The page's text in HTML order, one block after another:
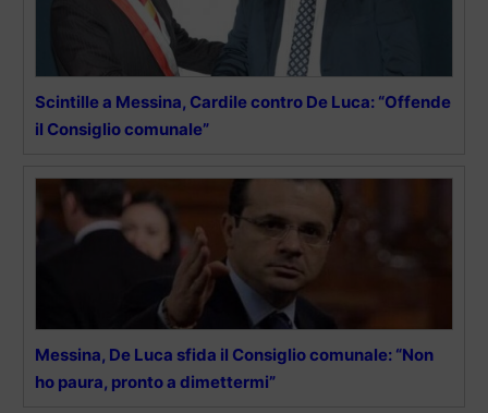
Scintille a Messina, Cardile contro De Luca: “Offende
il Consiglio comunale”
Messina, De Luca sfida il Consiglio comunale: “Non
ho paura, pronto a dimettermi”